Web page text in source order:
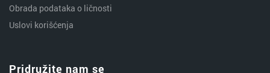
Obrada podataka o ličnosti
Uslovi korišćenja
Pridružite nam se